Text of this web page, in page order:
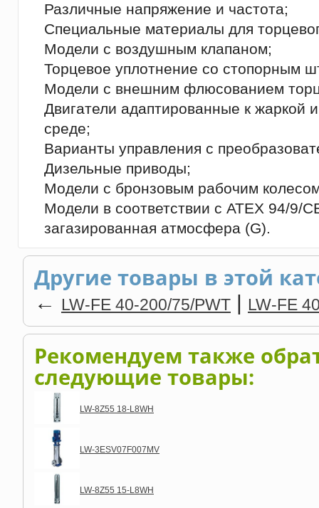
Различные напряжение и частота;
Специальные материалы для
Модели с воздушным клапаном;
Торцевое уплотнение со стопорным
Модели с внешним флюсованием
Двигатели адаптированные к жаркой
среде;
Варианты управления с
Дизельные приводы;
Модели с бронзовым рабочим
Модели в соответствии с ATEX 94/9/
загазированная атмосфера (G).
Другие товары в этой
← LW-FE 40-200/75/PWT | LW-FE
Рекомендуем также
следующие товары:
LW-8Z55 18-L8WH
LW-3ESV07F007MV
LW-8Z55 15-L8WH